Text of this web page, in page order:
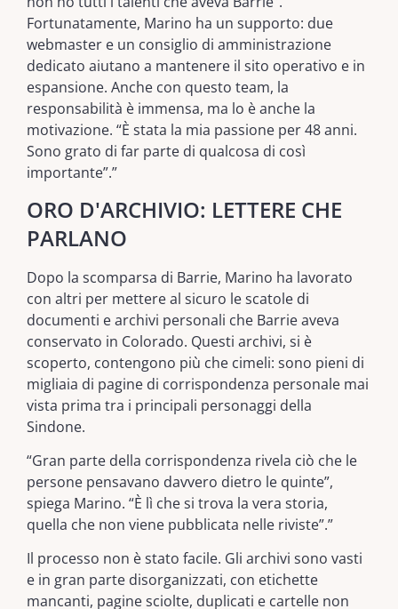
Fortunatamente, Marino ha un supporto: due
webmaster e un consiglio di amministrazione
dedicato aiutano a mantenere il sito operativo e in
espansione. Anche con questo team, la
responsabilità è immensa, ma lo è anche la
motivazione. “È stata la mia passione per 48 anni.
Sono grato di far parte di qualcosa di così
importante”.”
ORO D'ARCHIVIO: LETTERE CHE
PARLANO
Dopo la scomparsa di Barrie, Marino ha lavorato
con altri per mettere al sicuro le scatole di
documenti e archivi personali che Barrie aveva
conservato in Colorado. Questi archivi, si è
scoperto, contengono più che cimeli: sono pieni di
migliaia di pagine di corrispondenza personale mai
vista prima tra i principali personaggi della
Sindone.
“Gran parte della corrispondenza rivela ciò che le
persone pensavano davvero dietro le quinte”,
spiega Marino. “È lì che si trova la vera storia,
quella che non viene pubblicata nelle riviste”.”
Il processo non è stato facile. Gli archivi sono vasti
e in gran parte disorganizzati, con etichette
mancanti, pagine sciolte, duplicati e cartelle non